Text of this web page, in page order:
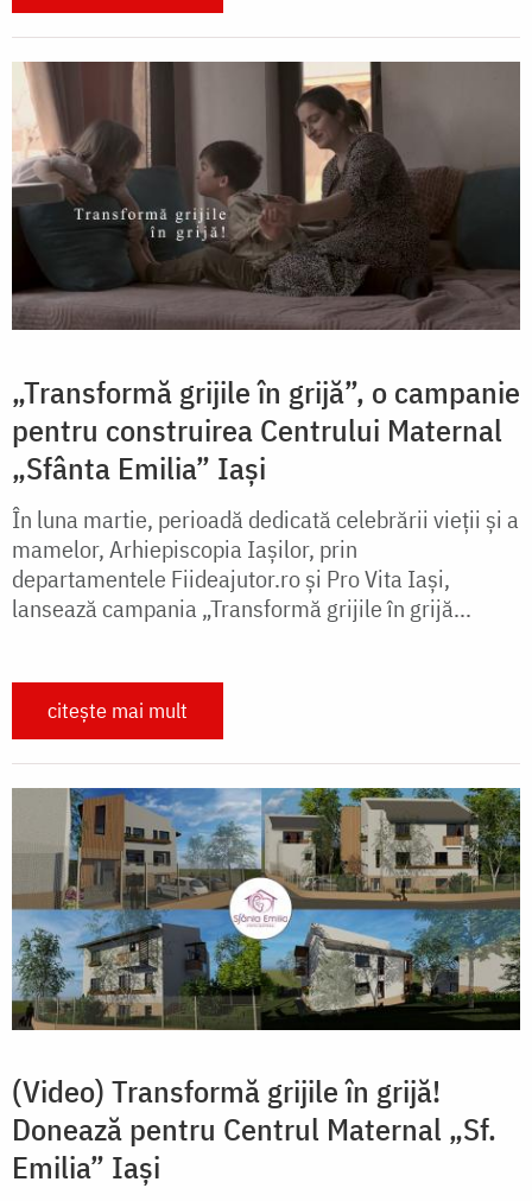
„Transformă grijile în grijă”, o campanie
pentru construirea Centrului Maternal
„Sfânta Emilia” Iași
În luna martie, perioadă dedicată celebrării vieții și a
mamelor, Arhiepiscopia Iașilor, prin
departamentele Fiideajutor.ro și Pro Vita Iași,
lansează campania „Transformă grijile în grijă...
citește mai mult
(Video) Transformă grijile în grijă!
Donează pentru Centrul Maternal „Sf.
Emilia” Iași